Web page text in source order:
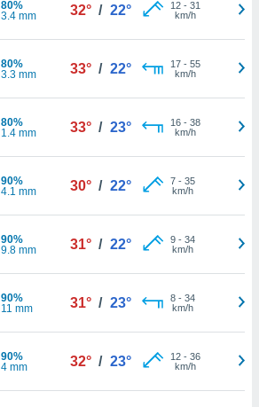
80%
3.4 mm
32° / 22° 12- 31
km/h
80%
3.3 mm
33° / 22° 17- 55
km/h
80%
1.4 mm
33° / 23° 16- 38
km/h
90%
4.1 mm
30° / 22° 7- 35
km/h
90%
9.8 mm
31° / 22° 9- 34
km/h
90%
11 mm
31° / 23° 8- 34
km/h
90%
4 mm
32° / 23° 12- 36
km/h